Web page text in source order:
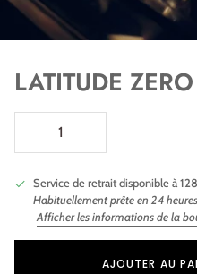
LATITUDE
Service de retrait disponible à
Habituellement prête en 24 heures
Afficher les informations de la
AJOUTER AU